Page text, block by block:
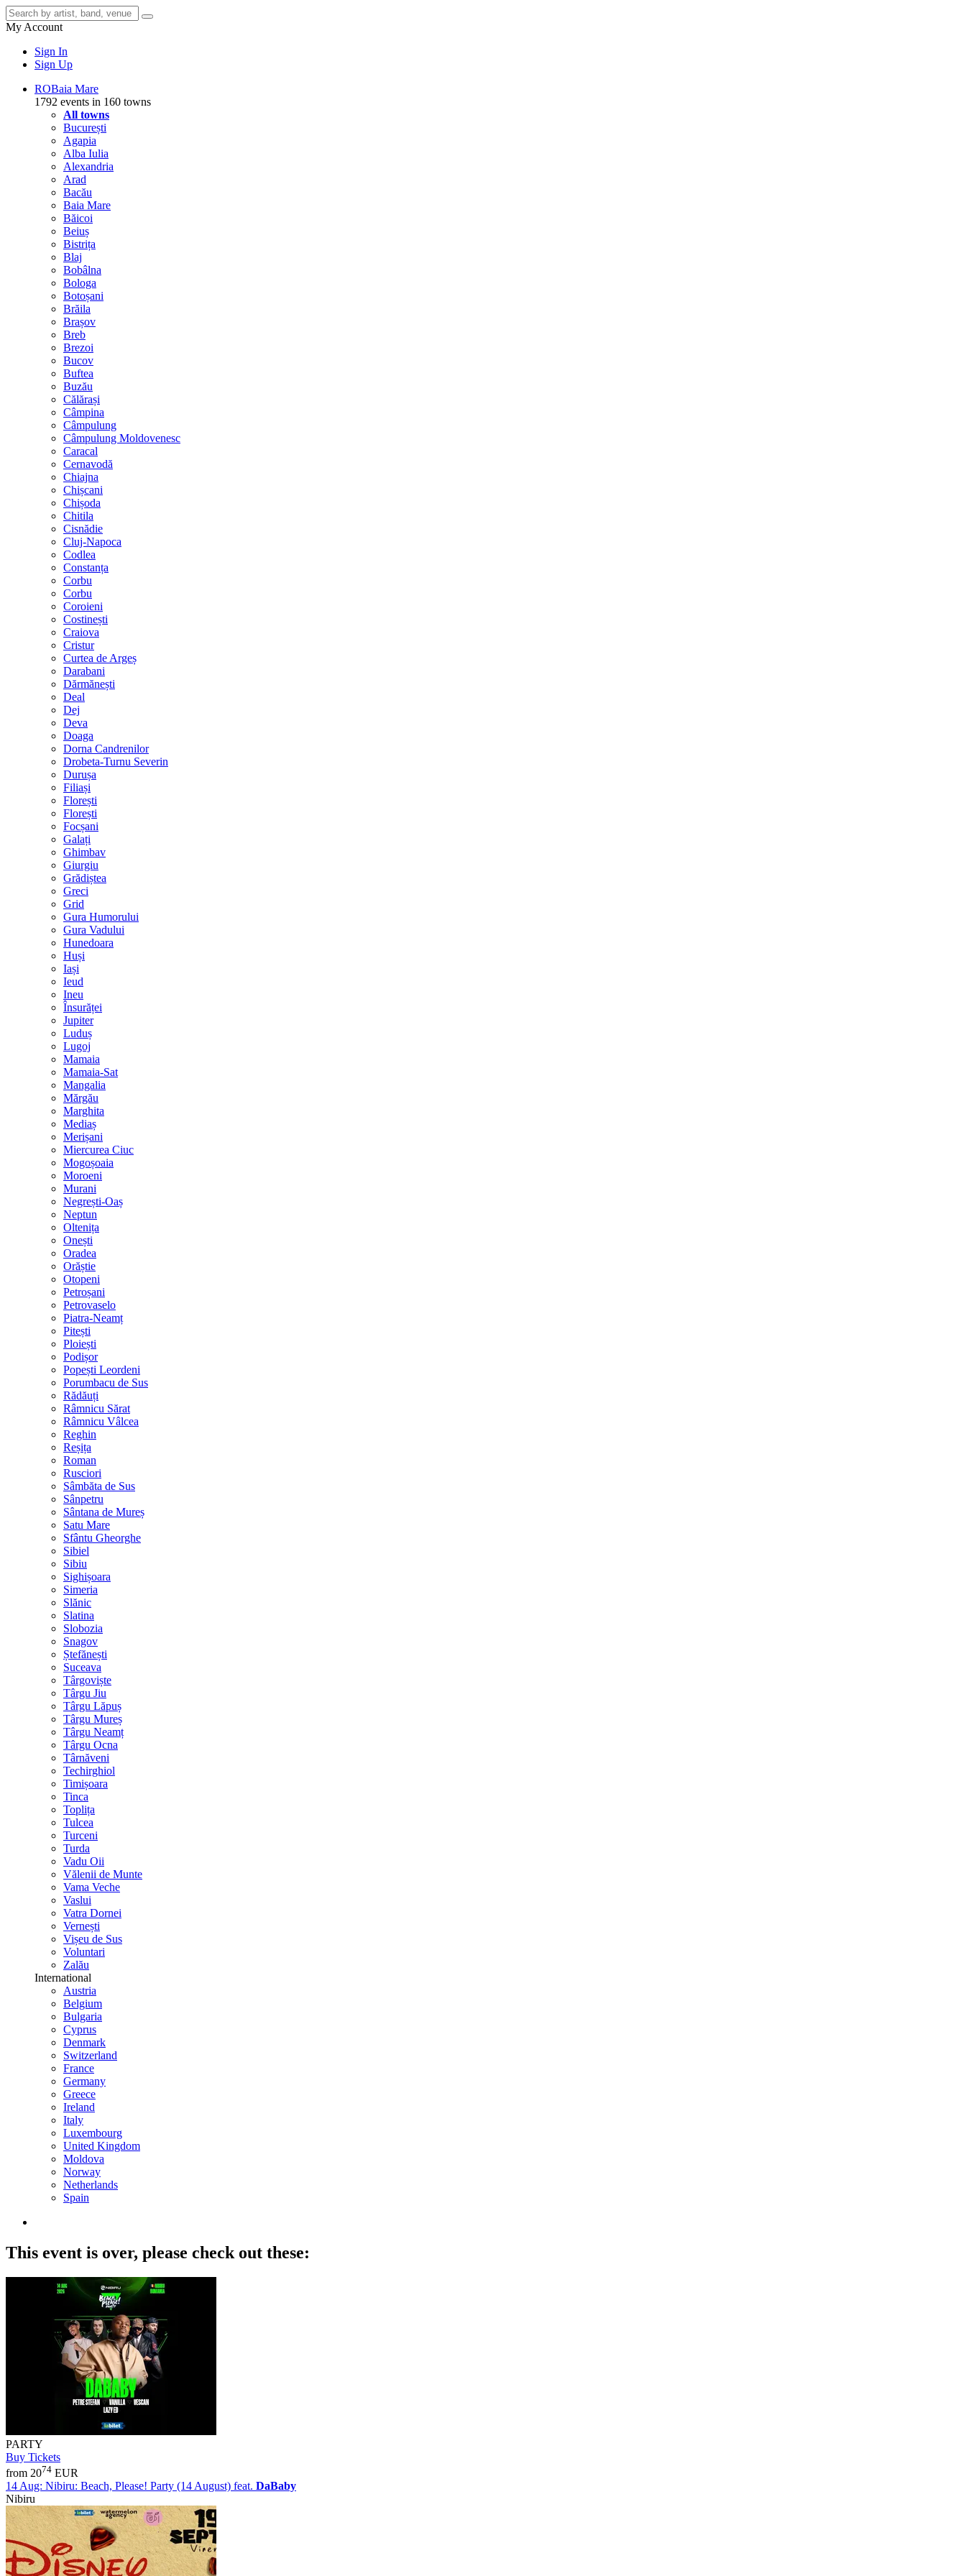
My Account
Sign In
Sign Up
ROBaia Mare
1792 events in 160 towns
All towns
București
Agapia
Alba Iulia
Alexandria
Arad
Bacău
Baia Mare
Băicoi
Beiuș
Bistrița
Blaj
Bobâlna
Bologa
Botoșani
Brăila
Brașov
Breb
Brezoi
Bucov
Buftea
Buzău
Călărași
Câmpina
Câmpulung
Câmpulung Moldovenesc
Caracal
Cernavodă
Chiajna
Chișcani
Chișoda
Chitila
Cisnădie
Cluj-Napoca
Codlea
Constanța
Corbu
Corbu
Coroieni
Costinești
Craiova
Cristur
Curtea de Argeș
Darabani
Dărmănești
Deal
Dej
Deva
Doaga
Dorna Candrenilor
Drobeta-Turnu Severin
Durușa
Filiași
Florești
Florești
Focșani
Galați
Ghimbav
Giurgiu
Grădiștea
Greci
Grid
Gura Humorului
Gura Vadului
Hunedoara
Huși
Iași
Ieud
Ineu
Însurăței
Jupiter
Luduș
Lugoj
Mamaia
Mamaia-Sat
Mangalia
Mărgău
Marghita
Mediaș
Merișani
Miercurea Ciuc
Mogoșoaia
Moroeni
Murani
Negrești-Oaș
Neptun
Oltenița
Onești
Oradea
Orăștie
Otopeni
Petroșani
Petrovaselo
Piatra-Neamț
Pitești
Ploiești
Podișor
Popești Leordeni
Porumbacu de Sus
Rădăuți
Râmnicu Sărat
Râmnicu Vâlcea
Reghin
Reșița
Roman
Rusciori
Sâmbăta de Sus
Sânpetru
Sântana de Mureș
Satu Mare
Sfântu Gheorghe
Sibiel
Sibiu
Sighișoara
Simeria
Slănic
Slatina
Slobozia
Snagov
Ștefănești
Suceava
Târgoviște
Târgu Jiu
Târgu Lăpuș
Târgu Mureș
Târgu Neamț
Târgu Ocna
Târnăveni
Techirghiol
Timișoara
Tinca
Toplița
Tulcea
Turceni
Turda
Vadu Oii
Vălenii de Munte
Vama Veche
Vaslui
Vatra Dornei
Vernești
Vișeu de Sus
Voluntari
Zalău
International
Austria
Belgium
Bulgaria
Cyprus
Denmark
Switzerland
France
Germany
Greece
Ireland
Italy
Luxembourg
United Kingdom
Moldova
Norway
Netherlands
Spain
This event is over, please check out these:
PARTY
Buy Tickets
from 2074 EUR
14 Aug: Nibiru: Beach, Please! Party (14 August) feat. DaBaby
Nibiru